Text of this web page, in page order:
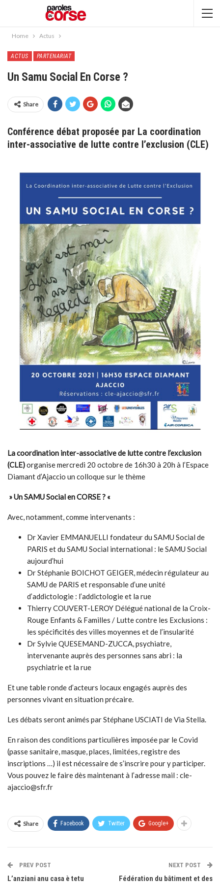
Home Actus
ACTUS PARTENARIAT
Un Samu Social En Corse ?
Share
Conférence débat proposée par La coordination
inter-associative de lutte contre l’exclusion (CLE)
La coordination inter-associative de lutte contre l’exclusion
(CLE)organise mercredi 20 octobre de 16h30 à 20h à l’Espace
Diamant d’Ajaccio un colloque sur le thème
» Un SAMU Social en CORSE ? «
Avec, notamment, comme intervenants :
Dr Xavier EMMANUELLI fondateur du SAMU Social de
PARIS et du SAMU Social international : le SAMU Social
aujourd’hui
Dr Stéphanie BOICHOT GEIGER, médecin régulateur au
SAMU de PARIS et responsable d’une unité
d’addictologie : l’addictologie et la rue
Thierry COUVERT-LEROY Délégué national de la Croix-
Rouge Enfants & Familles / Lutte contre les Exclusions :
les spécificités des villes moyennes et de l’insularité
Dr Sylvie QUESEMAND-ZUCCA, psychiatre,
intervenante auprès des personnes sans abri : la
psychiatrie et la rue
Et une table ronde d’acteurs locaux engagés auprès des
personnes vivant en situation précaire.
Les débats seront animés par Stéphane USCIATI de Via Stella.
En raison des conditions particulières imposée par le Covid
(passe sanitaire, masque, places, limitées, registre des
inscriptions …) il est nécessaire de s’inscrire pour y participer.
Vous pouvez le faire dès maintenant à l’adresse mail : cle-
ajaccio@sfr.fr
Share Facebook Twitter Google+
PREV POST
L’anziani anu casa è tetu
NEXT POST
Fédération du bâtiment et des